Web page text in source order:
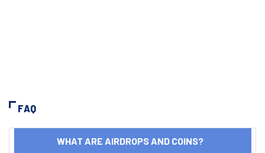
FAQ
WHAT ARE AIRDROPS AND COINS?